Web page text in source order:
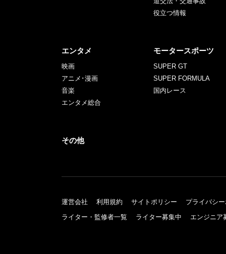
役立つ情報
エンタメ
映画
アニメ･漫画
音楽
エンタメ総合
モータースポーツ
SUPER GT
SUPER FORMULA
国内レース
その他
運営会社 利用規約 サイトポリシー
プライバシ
ライター・監修者一覧
ライター募集中 エンジニア